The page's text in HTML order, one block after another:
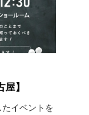
】
イベントを